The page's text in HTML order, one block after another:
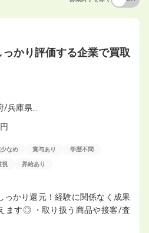
かり評価する企業で買取
兵庫県…
なめ 賞与あり 学歴不問
視 昇給あり
っかり還元！経験に関係なく成果
ます◎ ・取り扱う商品や接客/査